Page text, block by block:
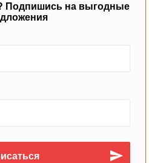
Подпишись на выгодные